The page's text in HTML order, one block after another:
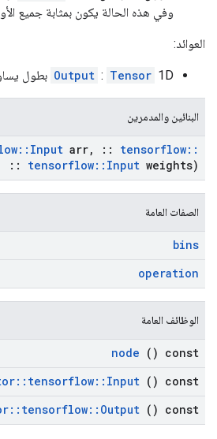
وفي هذه الحالة يكون بمثابة جميع
العوائد:
Output : Tensor 1D بطول يساوي
البنائين والمدمرين
:: Input arr, :: tensorflow::
:: tensorflow:: Input weights)
الصفات العامة
bins
operation
الوظائف العامة
node () const
:: tensorflow:: Input () const
:: tensorflow:: Output () const